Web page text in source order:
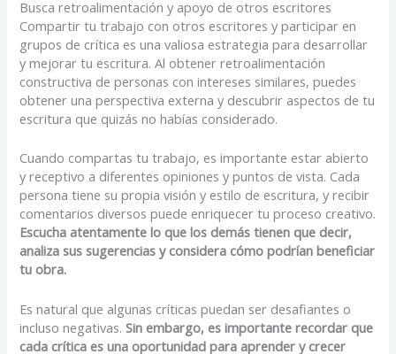
Busca retroalimentación y apoyo de otros escritores
Compartir tu trabajo con otros escritores y participar en
grupos de crítica es una valiosa estrategia para desarrollar
y mejorar tu escritura. Al obtener retroalimentación
constructiva de personas con intereses similares, puedes
obtener una perspectiva externa y descubrir aspectos de tu
escritura que quizás no habías considerado.
Cuando compartas tu trabajo, es importante estar abierto
y receptivo a diferentes opiniones y puntos de vista. Cada
persona tiene su propia visión y estilo de escritura, y recibir
comentarios diversos puede enriquecer tu proceso creativo.
Escucha atentamente lo que los demás tienen que decir,
analiza sus sugerencias y considera cómo podrían beneficiar
tu obra.
Es natural que algunas críticas puedan ser desafiantes o
incluso negativas.Sin embargo, es importante recordar que
cada crítica es una oportunidad para aprender y crecer